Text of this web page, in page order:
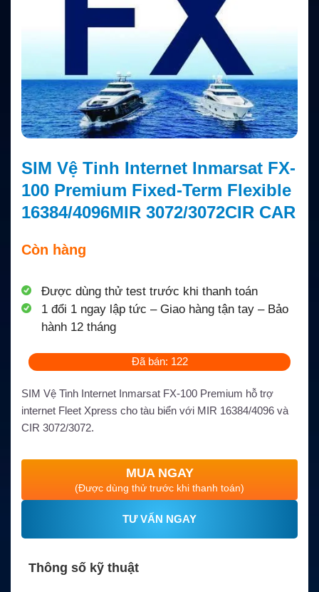
SIM Vệ Tinh Internet Inmarsat FX-
100 Premium Fixed-Term Flexible
16384/4096MIR 3072/3072CIR CAR
Còn hàng
Được dùng thử test trước khi thanh toán
1 đổi 1 ngay lập tức – Giao hàng tận tay – Bảo
hành 12 tháng
Đã bán: 122
SIM Vệ Tinh Internet Inmarsat FX-100 Premium hỗ trợ
internet Fleet Xpress cho tàu biển với MIR 16384/4096 và
CIR 3072/3072.
MUA NGAY
(Được dùng thử trước khi thanh toán)
TƯ VẤN NGAY
Thông số kỹ thuật